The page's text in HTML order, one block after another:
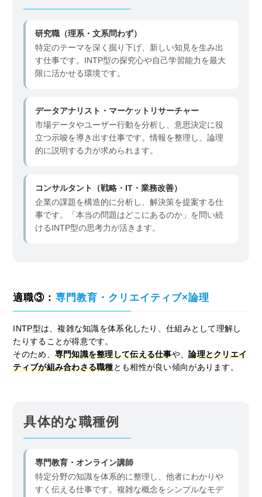
研究職（理系・文系問わず）
特定のテーマを深く掘り下げ、新しい知見を生み出
す仕事です。INTP型の探究心や自己学習能力を最大
限に活かせる環境です。
データアナリスト・マーケットリサーチャー
市場データやユーザー行動を分析し、意思決定に役
立つ示唆を導き出す仕事です。情報を整理し、論理
的に説明する力が求められます。
コンサルタント（戦略・IT・業務改善）
企業の課題を構造的に分析し、解決策を提案する仕
事です。「本当の問題はどこにあるのか」を問い続
けるINTP型の思考力が活きます。
適職③： 専門教育・クリエイティブ×論理
INTP型は、複雑な知識を体系化したり、仕組みとして理解し
たりすることが得意です。
そのため、 専門知識を整理して伝える仕事や、論理とクリエイ
ティブが組み合わさる職種とも相性が良い傾向があります。
具体的な職種例
専門教育・オンライン講師
特定分野の知識を体系的に整理し、他者にわかりや
すく伝える仕事です。複雑な概念をシンプルなモデ